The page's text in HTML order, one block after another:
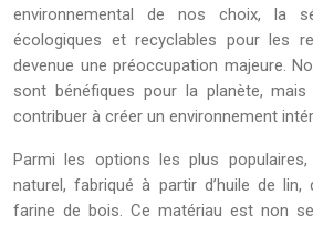
environnemental de nos choix, la
écologiques et recyclables pour les
devenue une préoccupation majeure.
sont bénéfiques pour la planète,
contribuer à créer un environnement
Parmi les options les plus
naturel, fabriqué à partir d’huile de
farine de bois. Ce matériau est non